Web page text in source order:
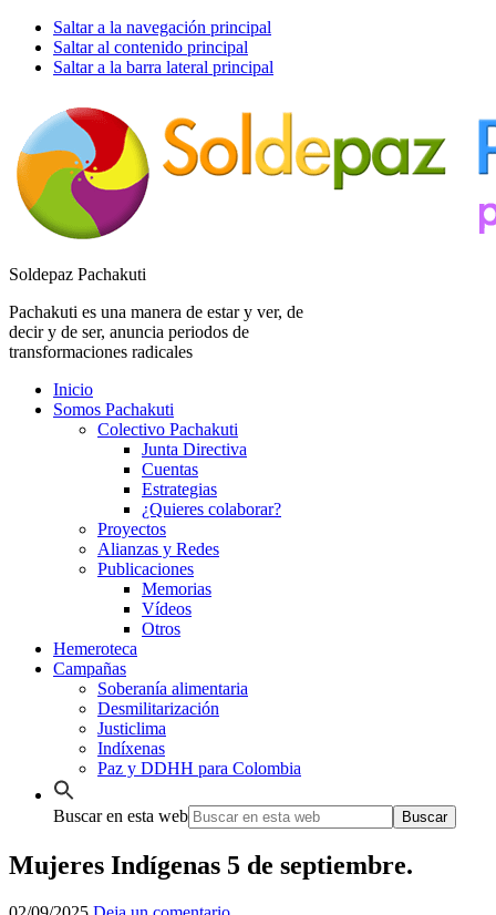
Saltar a la navegación principal
Saltar al contenido principal
Saltar a la barra lateral principal
Soldepaz Pachakuti
Pachakuti es una manera de estar y ver, de
decir y de ser, anuncia periodos de
transformaciones radicales
Inicio
Somos Pachakuti
Colectivo Pachakuti
Junta Directiva
Cuentas
Estrategias
¿Quieres colaborar?
Proyectos
Alianzas y Redes
Publicaciones
Memorias
Vídeos
Otros
Hemeroteca
Campañas
Soberanía alimentaria
Desmilitarización
Justiclima
Indíxenas
Paz y DDHH para Colombia
Buscar en esta web
Mujeres Indígenas 5 de septiembre.